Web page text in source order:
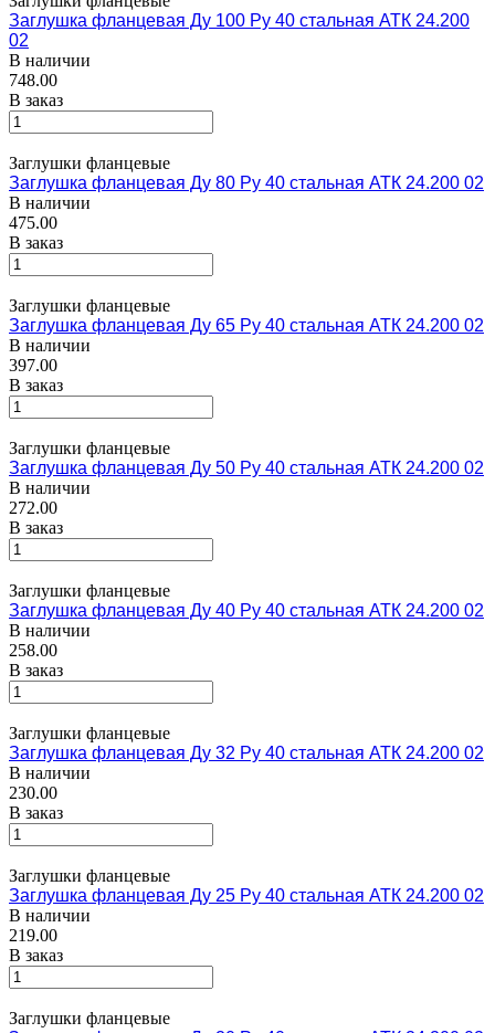
Заглушка фланцевая Ду 100 Ру 40 стальная АТК 24.200
02
В наличии
748.00
В заказ
Заглушки фланцевые
Заглушка фланцевая Ду 80 Ру 40 стальная АТК 24.200 02
В наличии
475.00
В заказ
Заглушки фланцевые
Заглушка фланцевая Ду 65 Ру 40 стальная АТК 24.200 02
В наличии
397.00
В заказ
Заглушки фланцевые
Заглушка фланцевая Ду 50 Ру 40 стальная АТК 24.200 02
В наличии
272.00
В заказ
Заглушки фланцевые
Заглушка фланцевая Ду 40 Ру 40 стальная АТК 24.200 02
В наличии
258.00
В заказ
Заглушки фланцевые
Заглушка фланцевая Ду 32 Ру 40 стальная АТК 24.200 02
В наличии
230.00
В заказ
Заглушки фланцевые
Заглушка фланцевая Ду 25 Ру 40 стальная АТК 24.200 02
В наличии
219.00
В заказ
Заглушки фланцевые